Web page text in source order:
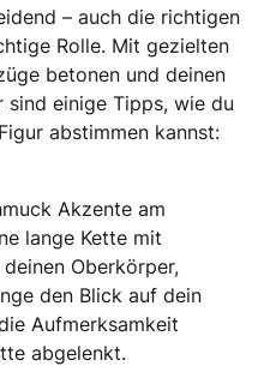
– auch die richtigen
Rolle. Mit gezielten
betonen und deinen
einige Tipps, wie du
abstimmen kannst:
Akzente am
lange Kette mit
Oberkörper,
den Blick auf dein
Aufmerksamkeit
abgelenkt.